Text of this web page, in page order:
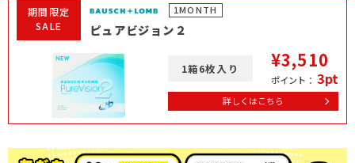
1MONTH
期間限定
SALE
ピュアビジョン２
1箱6枚入り ¥3,510
ポイント： 3pt
詳しくはこちら